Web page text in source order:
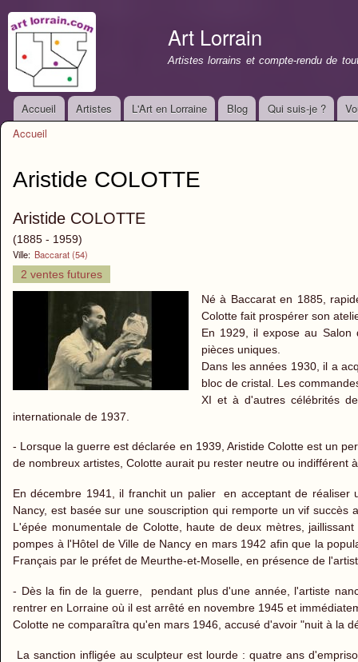
Art Lorrain
Artistes lorrains et compte-rendu de
Menu principal
Accueil Artistes L'Art en Lorraine Blog Qui suis-je ?
Accueil
Aristide COLOTTE
Aristide COLOTTE
(1885 - 1959)
Ville: Baccarat (54)
2 ventes futures
Né à Baccarat en 1885,
Colotte fait prospérer son
En 1929, il expose au Salon
pièces uniques.
Dans les années 1930, il a
bloc de cristal. Les
XI et à d'autres célébrités
internationale de 1937.
- Lorsque la guerre est déclarée en 1939, Aristide Colotte est un
de nombreux artistes, Colotte aurait pu rester neutre ou indifférent
En décembre 1941, il franchit un palier en acceptant de
Nancy, est basée sur une souscription qui remporte un vif
L'épée monumentale de Colotte, haute de deux mètres,
pompes à l'Hôtel de Ville de Nancy en mars 1942 afin que la
Français par le préfet de Meurthe-et-Moselle, en présence de
- Dès la fin de la guerre, pendant plus d'une année, l'artiste
rentrer en Lorraine où il est arrêté en novembre 1945 et
Colotte ne comparaîtra qu'en mars 1946, accusé d'avoir "nuit à la
La sanction infligée au sculpteur est lourde : quatre ans